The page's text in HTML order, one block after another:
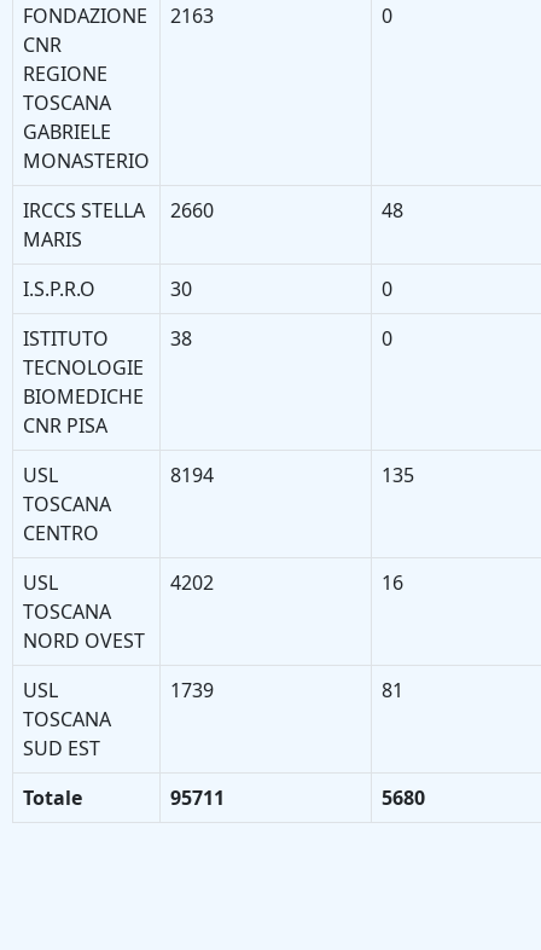
FONDAZIONE
CNR
REGIONE
TOSCANA
GABRIELE
MONASTERIO
2163 0
IRCCS STELLA
MARIS
2660 48
I.S.P.R.O 30
0
ISTITUTO
TECNOLOGIE
BIOMEDICHE
CNR PISA
38 0
USL
TOSCANA
CENTRO
8194 135
USL
TOSCANA
NORD OVEST
4202 16
USL
TOSCANA
SUD EST
1739 81
Totale 95711 5680